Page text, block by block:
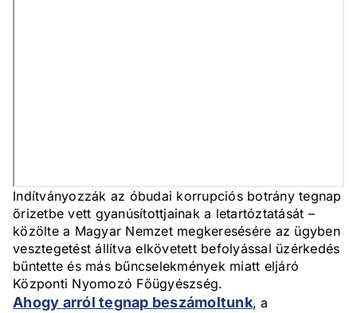
Indítványozzák az óbudai korrupciós botrány tegnap
őrizetbe vett gyanúsítottjainak a letartóztatását –
közölte a Magyar Nemzet megkeresésére az ügyben
vesztegetést állítva elkövetett befolyással üzérkedés
bűntette és más bűncselekmények miatt eljáró
Központi Nyomozó Főügyészség.
Ahogy arról tegnap beszámoltunk, a